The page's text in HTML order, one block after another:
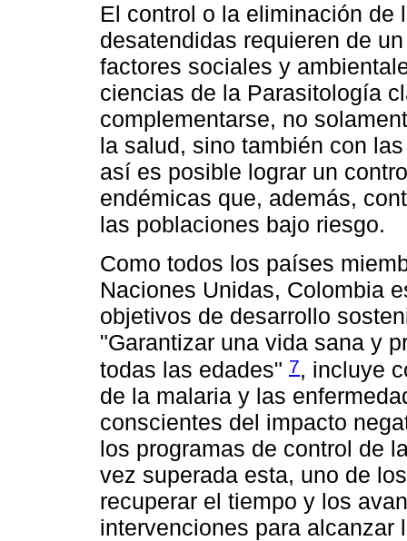
El control o la eliminación de
desatendidas requieren de
factores sociales y
ciencias de la Parasitología
complementarse, no
la salud, sino también con
así es posible lograr un
endémicas que, además,
las poblaciones bajo riesgo.
Como todos los países
Naciones Unidas, Colombia
objetivos de desarrollo
"Garantizar una vida sana y
todas las edades" 7, incluye
de la malaria y las
conscientes del impacto
los programas de control de
vez superada esta, uno de
recuperar el tiempo y los
intervenciones para alcanzar